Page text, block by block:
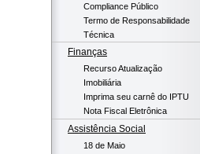
Compliance Público
Termo de Responsabilidade
Técnica
Finanças
Recurso Atualização
Imobiliária
Imprima seu carnê do IPTU
Nota Fiscal Eletrônica
Assistência Social
18 de Maio